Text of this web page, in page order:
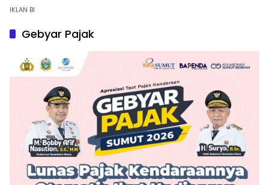
IKLAN BI
Gebyar Pajak